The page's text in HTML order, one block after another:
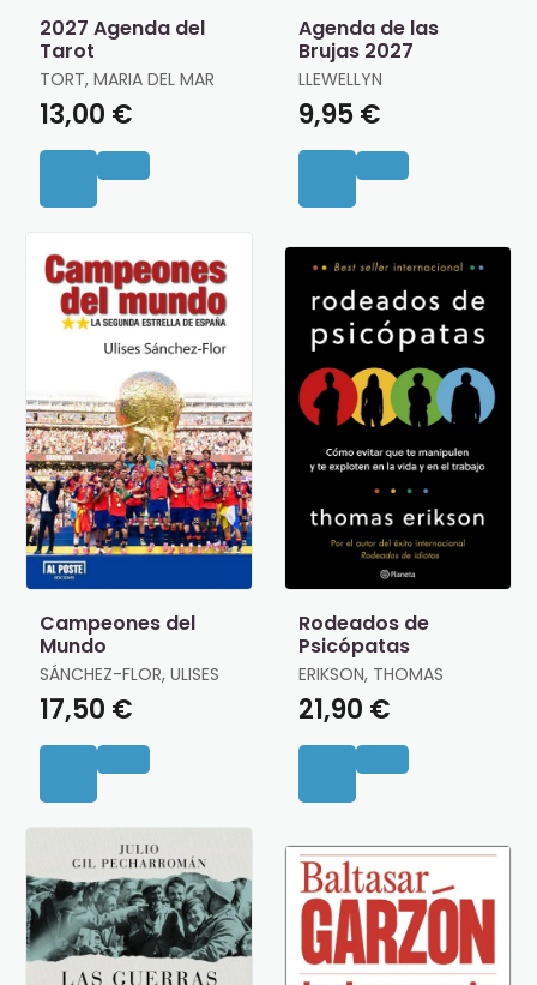
2027 Agenda del
Tarot
TORT, MARIA DEL MAR
13,00 €
Agenda de las
Brujas 2027
LLEWELLYN
9,95 €
Campeones del
Mundo
SÁNCHEZ-FLOR, ULISES
17,50 €
Rodeados de
Psicópatas
ERIKSON, THOMAS
21,90 €